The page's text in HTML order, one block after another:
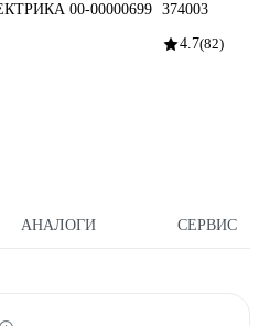
00-00000699 374003
4.7(82)
АНАЛОГИ СЕРВИС